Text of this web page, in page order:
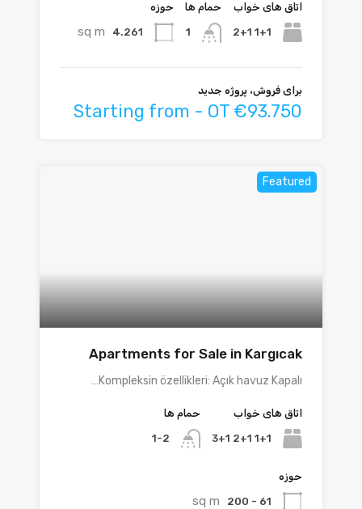
اتاق های خواب
1+1 2+1
حمام ها
1
حوزه
4.261
sq m
برای فروش، پروژه جدید
Starting from - OT €93.750
Featured
Apartments for Sale in Kargıcak
Kompleksin özellikleri: Açık havuz Kapalı…
اتاق های خواب
1+1 2+1 3+1
حمام ها
1-2
حوزه
61 - 200
sq m